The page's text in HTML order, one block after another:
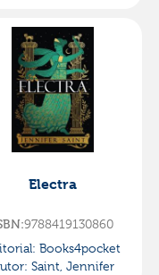
Electra
9788419130860
Books4pocket
Saint, Jennifer